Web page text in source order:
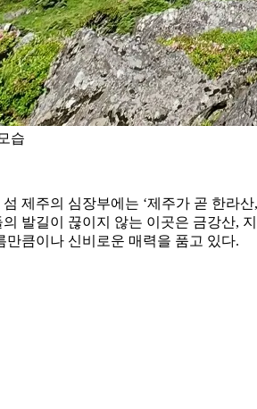
습
제주의 심장부에는 ‘제주가 곧 한라
발길이 끊이지 않는 이곳은 금강산,
큼이나 신비로운 매력을 품고 있다.